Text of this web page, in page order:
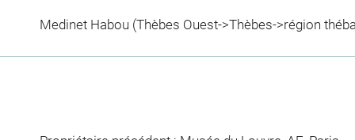
Medinet Habou (Thèbes Ouest->Thèbes->région